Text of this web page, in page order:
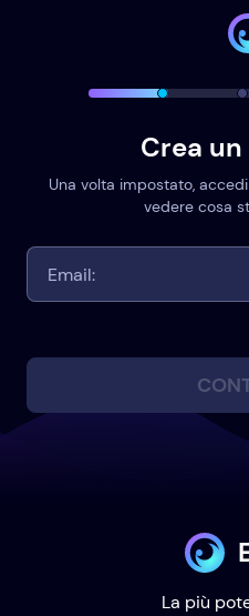
Crea
Una volta impostato,
vedere cosa
La più